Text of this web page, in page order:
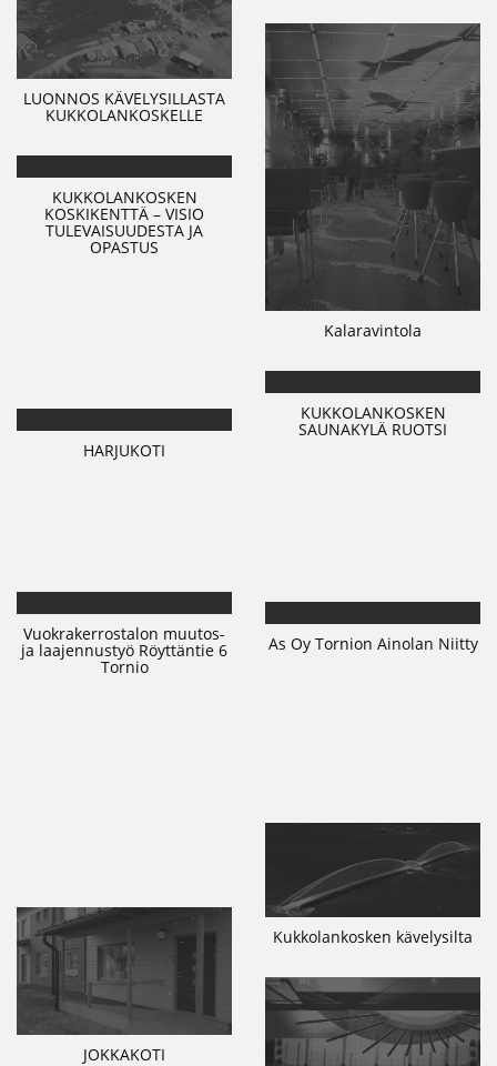
LUONNOS KÄVELYSILLASTA
KUKKOLANKOSKELLE
Kalaravintola
KUKKOLANKOSKEN
KOSKIKENTTÄ – VISIO
TULEVAISUUDESTA JA
OPASTUS
KUKKOLANKOSKEN
SAUNAKYLÄ RUOTSI
HARJUKOTI
Vuokrakerrostalon muutos-
ja laajennustyö Röyttäntie 6
Tornio
As Oy Tornion Ainolan Niitty
Kukkolankosken kävelysilta
JOKKAKOTI